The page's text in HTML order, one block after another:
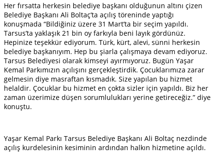
Her fırsatta herkesin belediye başkanı olduğunun altını çizen
Belediye Başkanı Ali Boltaç’ta açılış töreninde yaptığı
konuşmada “Bildiğiniz üzere 31 Mart’ta bir seçim yapıldı.
Tarsus’ta yaklaşık 21 bin oy farkıyla beni layık gördünüz.
Hepinize teşekkür ediyorum. Türk, kürt, alevi, sünni herkesin
belediye başkanıyım. Hep bu şiarla çalışmaya devam ediyoruz.
Tarsus Belediyesi olarak kimseyi ayırmıyoruz. Bugün Yaşar
Kemal Parkımızın açılışını gerçekleştirdik. Çocuklarımıza zarar
gelmesin diye masraftan kısmadık. Size yapılan bu hizmet
helaldir. Çocuklar bu hizmet en çokta sizler için yapıldı. Biz her
zaman üzerimize düşen sorumlulukları yerine getireceğiz.” diye
konuştu.
Yaşar Kemal Parkı Tarsus Belediye Başkanı Ali Boltaç nezdinde
açılış kurdelesinin kesiminin ardından halkın hizmetine açıldı.